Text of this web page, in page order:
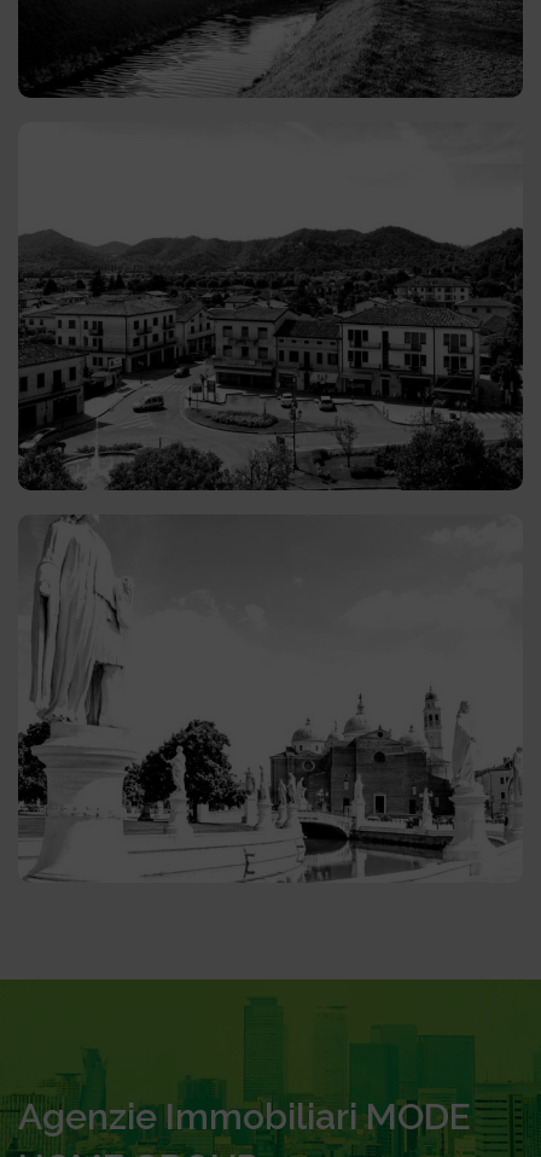
GUARDA GLI ANNUNCI
Offre un’ampia varietà di soluzioni abitative che si
adattano a diverse esigenze e gusti. La posizione
privilegiata lo rende un’ottima scelta per chi cerca
una residenza permanente in un ambiente
tranquillo.
GUARDA GLI ANNUNCI
principali città del Veneto e importante centro
culturale, storico e accademico, offre una vasta
gamma di soluzioni abitative per soddisfare le
esigenze di una popolazione diversificata.
GUARDA GLI ANNUNCI
Agenzie Immobiliari MODE